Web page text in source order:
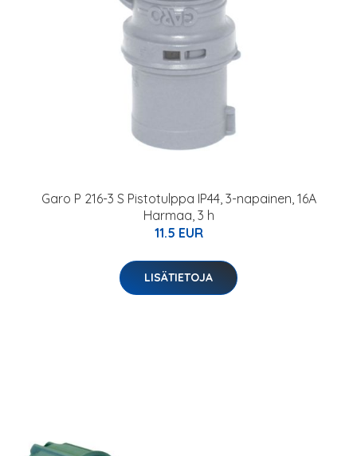
Garo P 216-3 S Pistotulppa IP44, 3-napainen, 16A
Harmaa, 3 h
11.5 EUR
LISÄTIETOJA